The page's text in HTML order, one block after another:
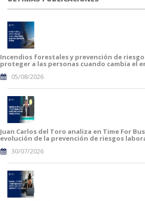
Incendios forestales y prevención de
proteger a las personas cuando cambia el
05/08/2026
Juan Carlos del Toro analiza en Time For
evolución de la prevención de riesgos
30/07/2026